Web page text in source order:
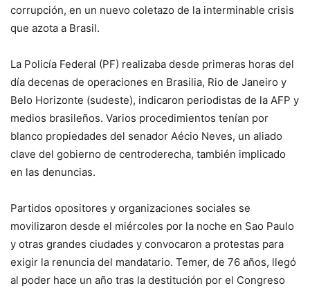
corrupción, en un nuevo coletazo de la interminable crisis
que azota a Brasil.
La Policía Federal (PF) realizaba desde primeras horas del
día decenas de operaciones en Brasilia, Rio de Janeiro y
Belo Horizonte (sudeste), indicaron periodistas de la AFP y
medios brasileños. Varios procedimientos tenían por
blanco propiedades del senador Aécio Neves, un aliado
clave del gobierno de centroderecha, también implicado
en las denuncias.
Partidos opositores y organizaciones sociales se
movilizaron desde el miércoles por la noche en Sao Paulo
y otras grandes ciudades y convocaron a protestas para
exigir la renuncia del mandatario. Temer, de 76 años, llegó
al poder hace un año tras la destitución por el Congreso